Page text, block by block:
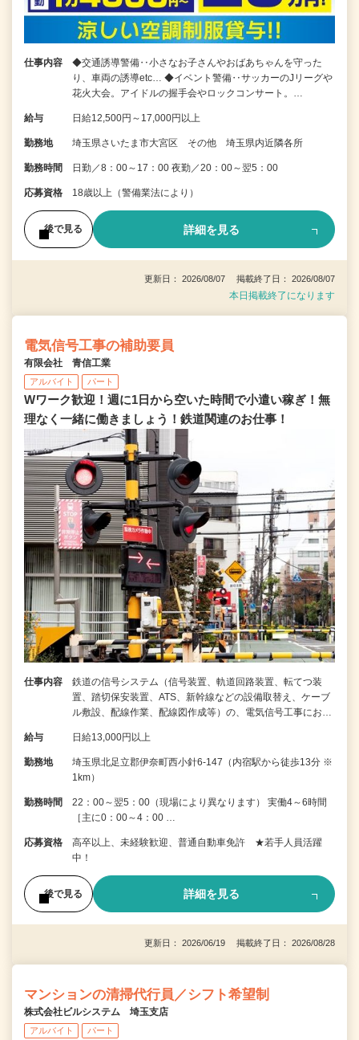
仕事内容
◆交通誘導警備‥小さなお子さんやおばあちゃんを守った
り、車両の誘導etc… ◆イベント警備‥サッカーのJリーグや
花火大会。アイドルの握手会やロックコンサート。…
給与 日給12,500円～17,000円以上
勤務地 埼玉県さいたま市大宮区 その他 埼玉県内近隣各所
勤務時間 日勤／8：00～17：00 夜勤／20：00～翌5：00
応募資格 18歳以上（警備業法により）
後で見る 詳細を見る
更新日： 2026/08/07 掲載終了日： 2026/08/07
本日掲載終了になります
電気信号工事の補助要員
有限会社 青信工業
アルバイト パート
Wワーク歓迎！週に1日から空いた時間で小遣い稼ぎ！無
理なく一緒に働きましょう！鉄道関連のお仕事！
仕事内容
鉄道の信号システム（信号装置、軌道回路装置、転てつ装
置、踏切保安装置、ATS、新幹線などの設備取替え、ケーブ
ル敷設、配線作業、配線図作成等）の、電気信号工事にお…
給与 日給13,000円以上
勤務地
埼玉県北足立郡伊奈町西小針6-147（内宿駅から徒歩13分 ※
1km）
勤務時間
22：00～翌5：00（現場により異なります） 実働4～6時間
［主に0：00～4：00 …
応募資格
高卒以上、未経験歓迎、普通自動車免許 ★若手人員活躍
中！
後で見る 詳細を見る
更新日： 2026/06/19 掲載終了日： 2026/08/28
マンションの清掃代行員／シフト希望制
株式会社ビルシステム 埼玉支店
アルバイト パート